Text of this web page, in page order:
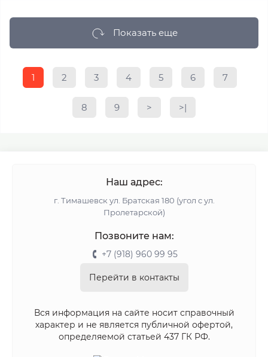
Показать еще
1 2 3 4 5 6 7
8 9 > >|
Наш адрес:
г. Тимашевск ул. Братская 180 (угол с ул.
Пролетарской)
Позвоните нам:
+7 (918) 960 99 95
Перейти в контакты
Вся информация на сайте носит справочный
характер и не является публичной офертой,
определяемой статьей 437 ГК РФ.